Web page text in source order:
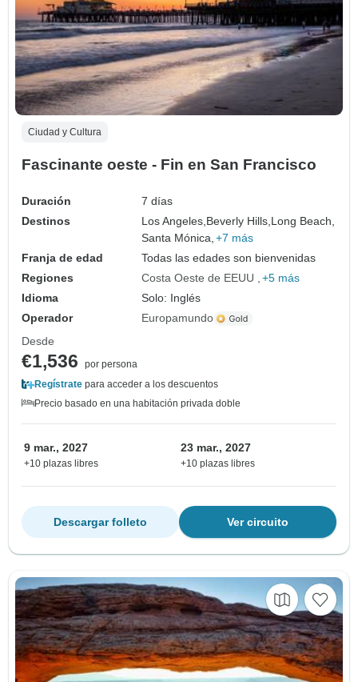
Ciudad y Cultura
Fascinante oeste - Fin en San Francisco
Duración
7 días
Destinos
Los Angeles, Beverly Hills, Long Beach,
Santa Mónica, +7 más
Franja de edad
Todas las edades son bienvenidas
Regiones
Costa Oeste de EEUU
+5 más
Idioma
Solo: Inglés
Operador
Europamundo
Desde
€1,536
por persona
Regístrate para acceder a los descuentos
Precio basado en una habitación privada doble
9 mar., 2027
+10 plazas libres
23 mar., 2027
+10 plazas libres
Ver circuito
Descargar folleto